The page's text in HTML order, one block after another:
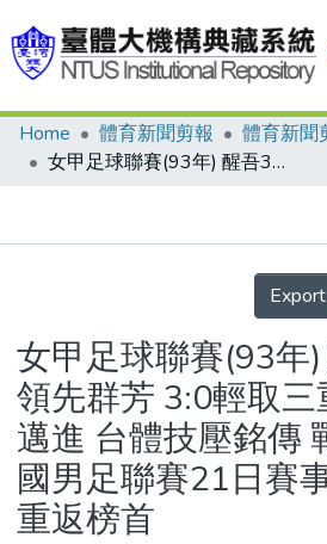
Communities & Collections
Statistics
Home 體育新聞剪報
體育新聞
女甲足球聯賽(93年) 醒吾3連勝領先群芳 3:0輕取三重市 朝3連霸邁進 台體技壓銘傳 戰績居次/全國男足聯賽21日賽事 台電取勝 重返榜首
Details
Export
女甲足球聯賽(93年
領先群芳 3:0輕取
邁進 台體技壓銘傳
國男足聯賽21日賽
重返榜首